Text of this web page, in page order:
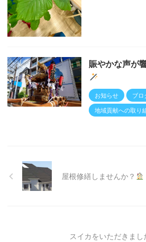
賑やかな声が
お知らせ
ブロ
地域貢献への取り
屋根修繕しませんか？
スイカをいただきまし